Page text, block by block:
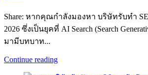
Share: หากคุณกำลังมองหา บริษัทรับทำ
2026 ซึ่งเป็นยุคที่ AI Search (Search
มามีบทบาท...
Continue reading